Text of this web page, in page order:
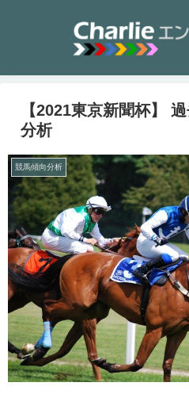
【2021東京新聞杯】
分析
競馬傾向分析